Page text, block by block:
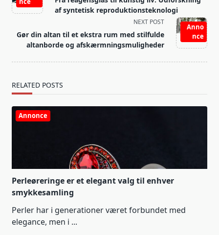
subtitle
reader-
text">Page</span>
af syntetisk reproduktionsteknologi
Anno
nce
NEXT POST
Gør din altan til et ekstra rum med stilfulde
altanborde og afskærmningsmuligheder
RELATED POSTS
Annonce
Perleøreringe er et elegant valg til enhver
smykkesamling
Perler har i generationer været forbundet med
elegance, men i ...